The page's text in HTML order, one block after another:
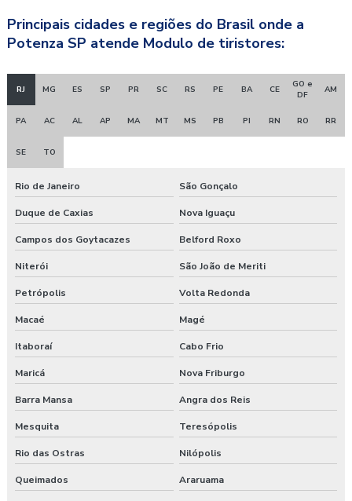
Principais cidades e regiões do Brasil onde a
Potenza SP atende Modulo de tiristores:
RJ MG ES SP PR SC RS PE BA CE
GO e
DF
AM
PA AC AL AP MA MT MS PB PI RN RO RR
SE TO
Rio de Janeiro São Gonçalo
Duque de Caxias Nova Iguaçu
Campos dos Goytacazes Belford Roxo
Niterói São João de Meriti
Petrópolis Volta Redonda
Macaé Magé
Itaboraí Cabo Frio
Maricá Nova Friburgo
Barra Mansa Angra dos Reis
Mesquita Teresópolis
Rio das Ostras Nilópolis
Queimados Araruama